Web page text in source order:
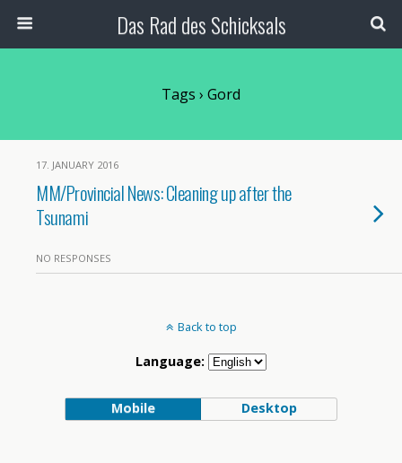
Das Rad des Schicksals
Tags › Gord
17. JANUARY 2016
MM/Provincial News: Cleaning up after the
Tsunami
NO RESPONSES
Back to top
Language:
Mobile Desktop